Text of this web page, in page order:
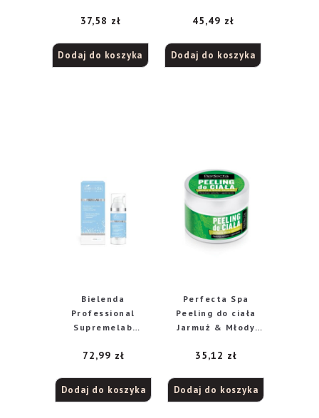
arganowym, 350 ml
37,58 zł
Dodaj do koszyka
45,49 zł
Dodaj do koszyka
Bielenda
Professional
Supremelab
krem nawadniający
niacynamidem
72,99 zł
Dodaj do koszyka
Perfecta Spa
Peeling do ciała
Jarmuż & Młody
redukcja cellulitu i
35,12 zł
Dodaj do koszyka